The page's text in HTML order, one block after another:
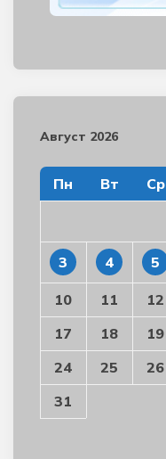
Август 2026
Пн Вт Ср
3 4 5
10 11 12
17
18 19
24
25 26
31